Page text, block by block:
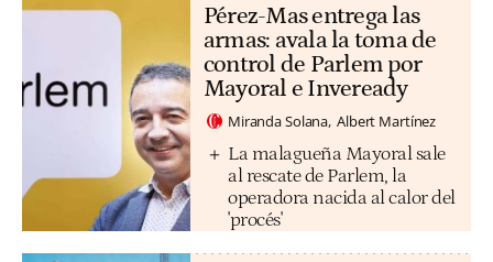
Pérez-Mas entrega las
armas: avala la toma de
control de Parlem por
Mayoral e Inveready
Miranda Solana Albert Martínez
La malagueña Mayoral sale
al rescate de Parlem, la
operadora nacida al calor del
'procés'